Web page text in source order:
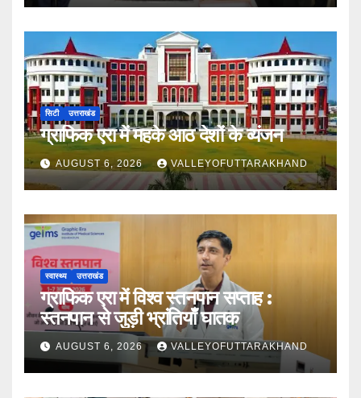
सिटी उत्तराखंड
ग्राफिक एरा में महके आठ देशों के व्यंजन
AUGUST 6, 2026 VALLEYOFUTTARAKHAND
स्वास्थ्य उत्तराखंड
ग्राफिक एरा में विश्व स्तनपान सप्ताह :
स्तनपान से जुड़ी भ्रांतियाँ घातक
AUGUST 6, 2026 VALLEYOFUTTARAKHAND